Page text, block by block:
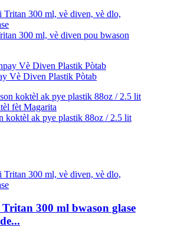
300 ml, vè diven pou bwason
Vè Diven Plastik Pòtab
koktèl ak pye plastik 88oz / 2.5 lit
300 ml bwason glase